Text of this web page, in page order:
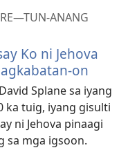
ANANG
Ko ni Jehova
on
Splane sa iyang
ka tuig, iyang gisulti
ni Jehova pinaagi
sa mga igsoon.